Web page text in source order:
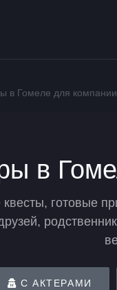
в Гомеле для
в
готовые
С АКТЕРАМИ